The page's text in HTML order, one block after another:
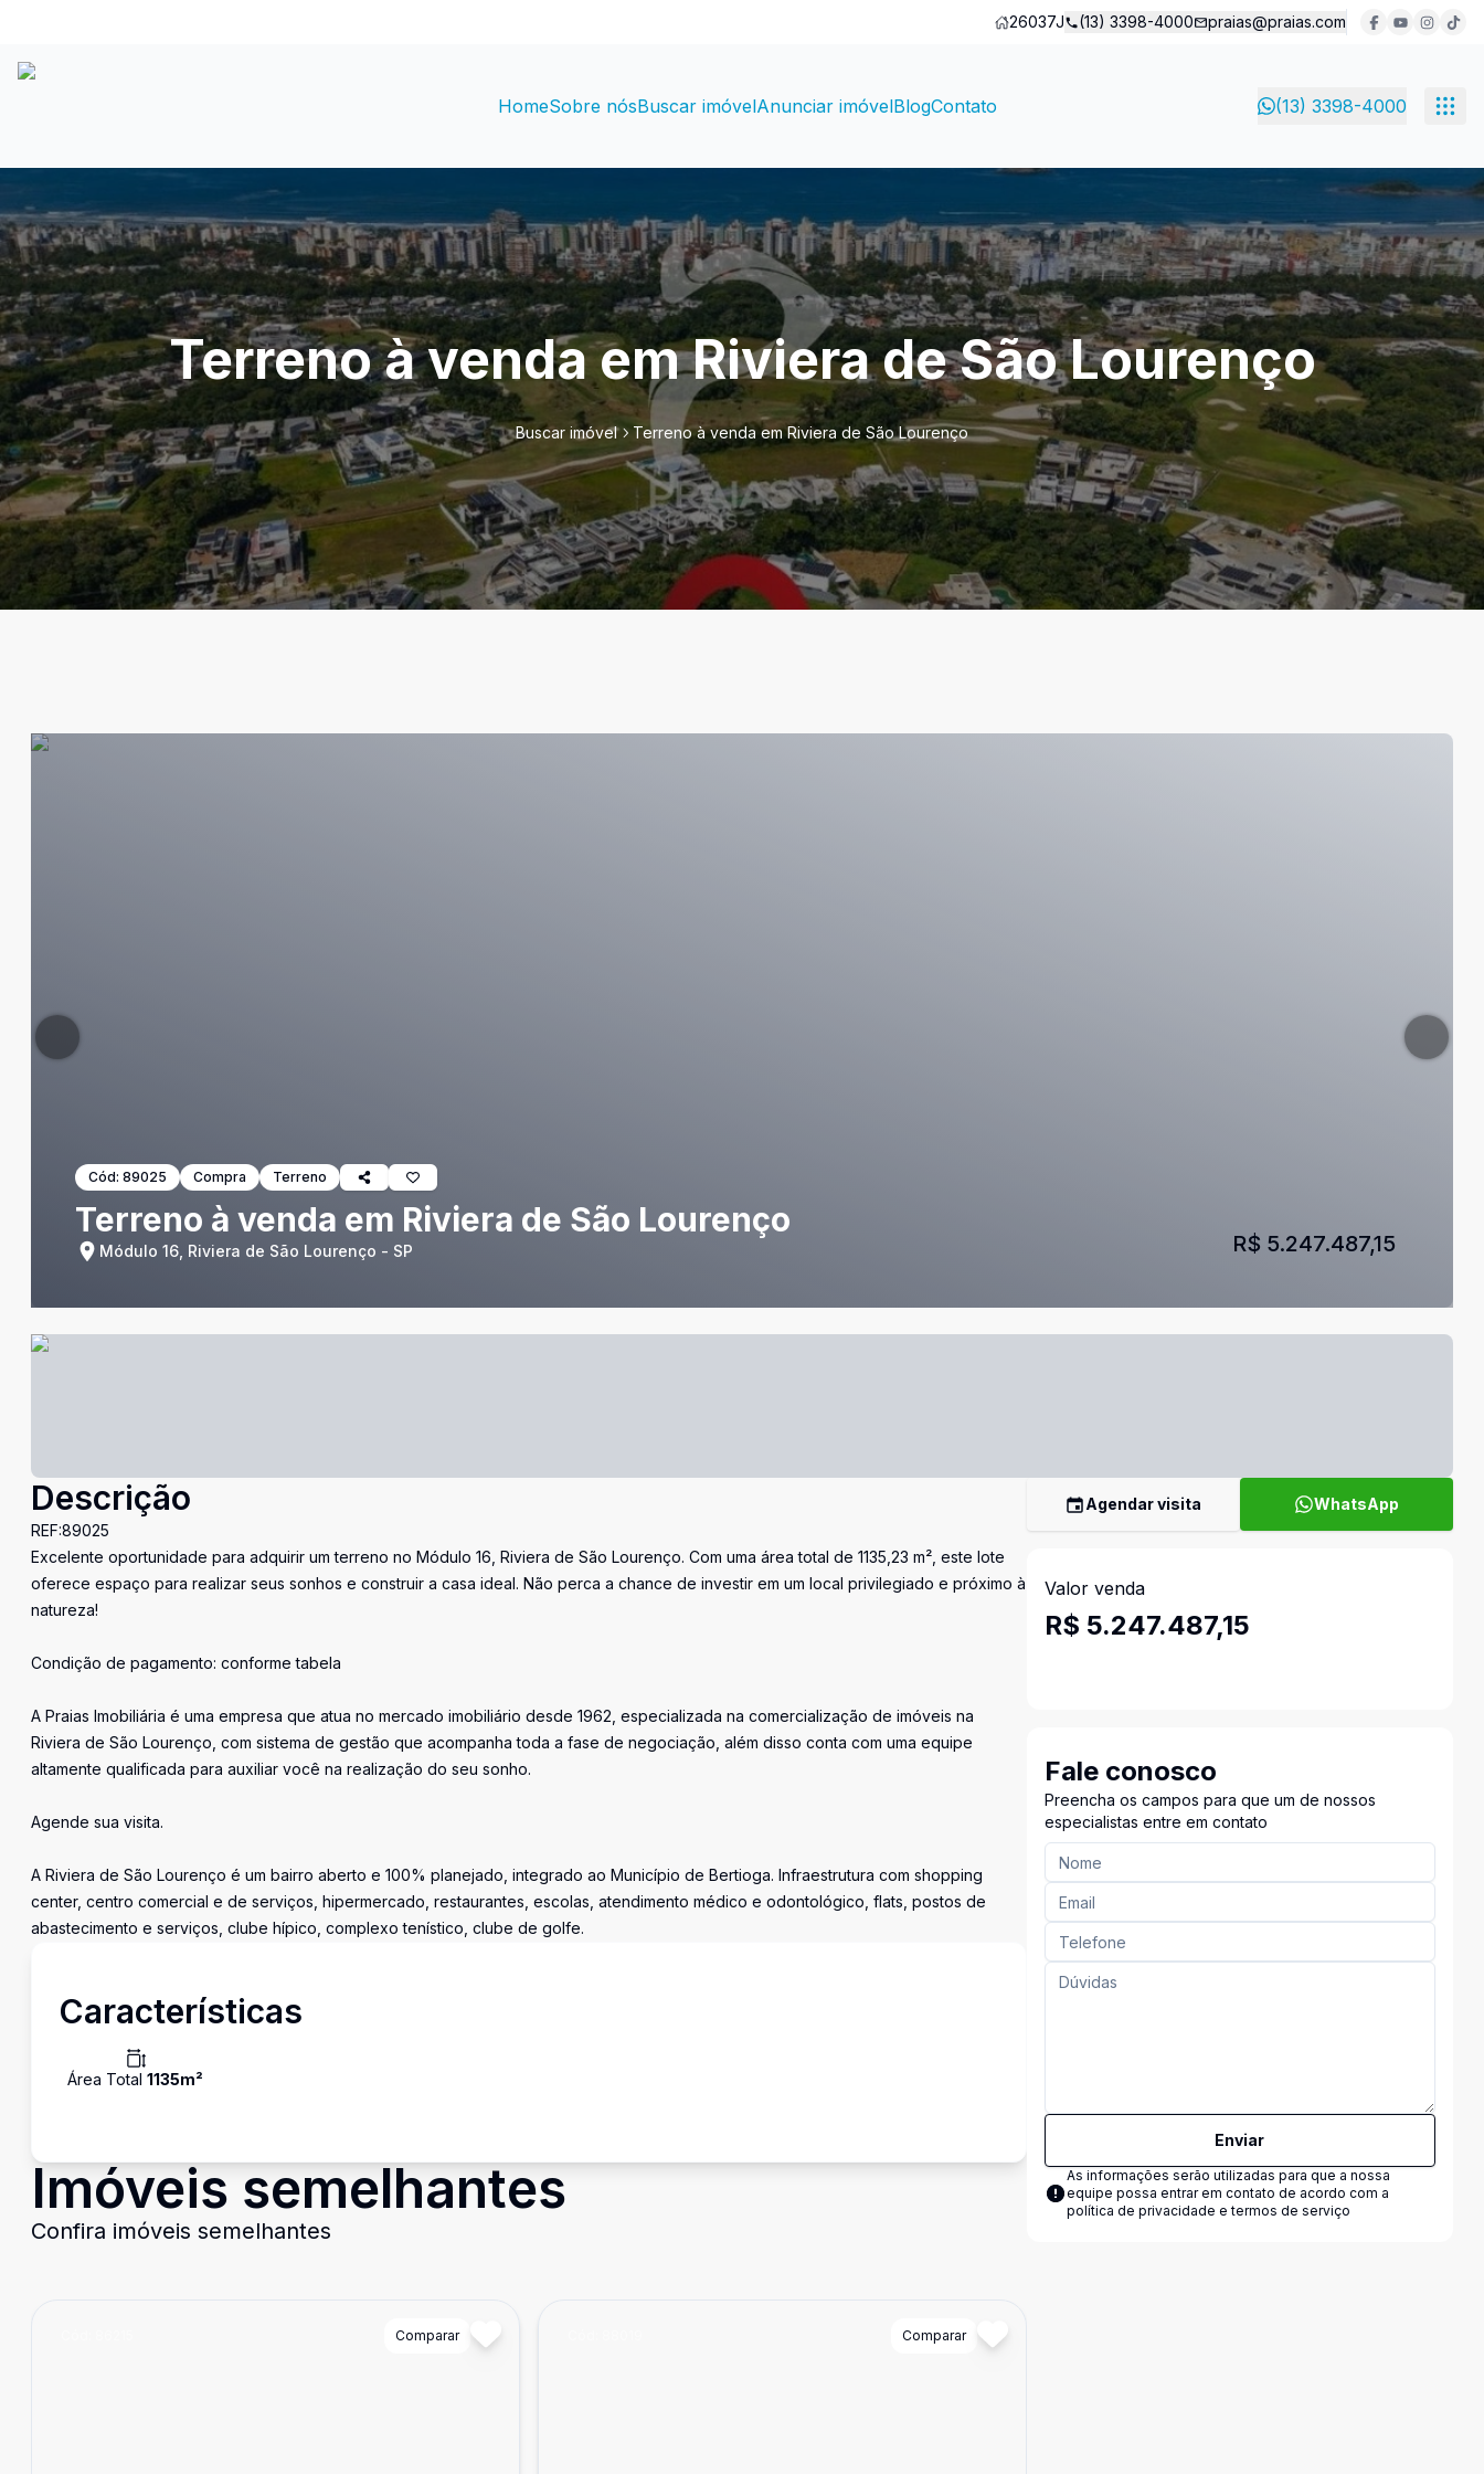
26037J (13) 3398-4000 praias@praias.com
HomeSobre nósBuscar imóvelAnunciar imóvelBlogContato (13) 3398-4000
Terreno à venda em Riviera de São Lourenço
Buscar imóvel Terreno à venda em Riviera de São Lourenço
Cód: 89025 Compra Terreno
Terreno à venda em Riviera de São Lourenço
Módulo 16, Riviera de São Lourenço - SP R$ 5.247.487,15
Descrição
REF:89025
Excelente oportunidade para adquirir um terreno no Módulo 16, Riviera de São Lourenço. Com uma área total de 1135,23 m², este lote
oferece espaço para realizar seus sonhos e construir a casa ideal. Não perca a chance de investir em um local privilegiado e próximo à
natureza!
Condição de pagamento: conforme tabela
A Praias Imobiliária é uma empresa que atua no mercado imobiliário desde 1962, especializada na comercialização de imóveis na
Riviera de São Lourenço, com sistema de gestão que acompanha toda a fase de negociação, além disso conta com uma equipe
altamente qualificada para auxiliar você na realização do seu sonho.
Agende sua visita.
A Riviera de São Lourenço é um bairro aberto e 100% planejado, integrado ao Município de Bertioga. Infraestrutura com shopping
center, centro comercial e de serviços, hipermercado, restaurantes, escolas, atendimento médico e odontológico, flats, postos de
abastecimento e serviços, clube hípico, complexo tenístico, clube de golfe.
Características
Área Total 1135m²
Imóveis semelhantes
Confira imóveis semelhantes
Comparar Comparar
Agendar visita WhatsApp
Valor venda
R$ 5.247.487,15
Fale conosco
Preencha os campos para que um de nossos
especialistas entre em contato
Enviar
As informações serão utilizadas para que a nossa
equipe possa entrar em contato de acordo com a
política de privacidade e termos de serviço